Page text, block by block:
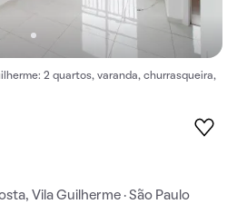
2 quartos, varanda, churrasqueira,
Vila Guilherme · São Paulo